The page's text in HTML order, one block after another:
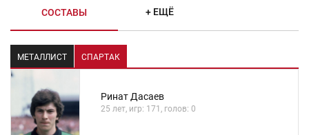
СОСТАВЫ + ЕЩЁ
МЕТАЛЛИСТ СПАРТАК
Ринат Дасаев
25 лет, игр: 171, голов: 0